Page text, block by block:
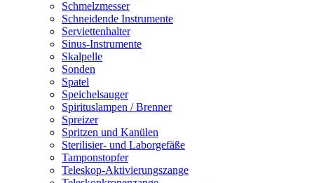
Schmelzmesser
Schneidende Instrumente
Serviettenhalter
Sinus-Instrumente
Skalpelle
Sonden
Spatel
Speichelsauger
Spirituslampen / Brenner
Spreizer
Spritzen und Kanülen
Sterilisier- und Laborgefäße
Tamponstopfer
Teleskop-Aktivierungszange